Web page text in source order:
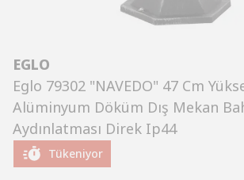
EGLO
Eglo 79302 "NAVEDO" 47 Cm
Alüminyum Döküm Dış Mekan
Aydınlatması Direk Ip44
Tükeniyor